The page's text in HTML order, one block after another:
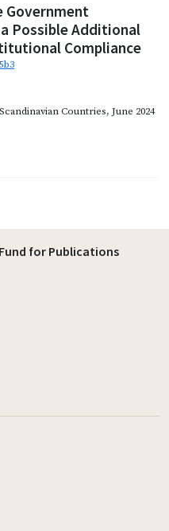
Government
Possible Additional
Compliance
Countries, June 2024
for Publications